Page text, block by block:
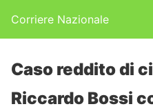
Corriere Nazionale
Caso reddito di
Riccardo Bossi